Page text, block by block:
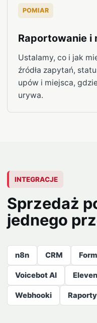
POMIAR
Raportowanie i
Ustalamy, co i jak
źródła zapytań,
upów i miejsca,
urywa.
INTEGRACJE
Sprzedaż
jednego
n8n CRM
Voicebot AI
Webhooki Raporty